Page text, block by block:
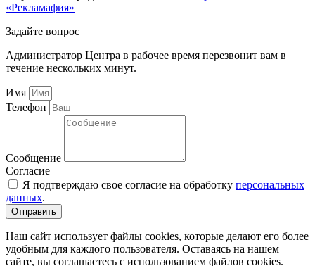
«Рекламафия»
Задайте вопрос
Администратор Центра в рабочее время перезвонит вам в
течение нескольких минут.
Имя
Телефон
Сообщение
Согласие
Я подтверждаю свое согласие на обработку персональных
данных.
Отправить
Наш сайт использует файлы cookies, которые делают его более
удобным для каждого пользователя. Оставаясь на нашем
сайте, вы соглашаетесь с использованием файлов cookies.